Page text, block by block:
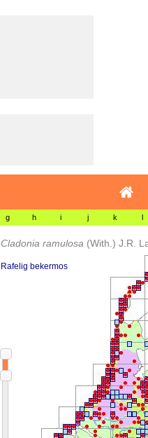
g h i j k l
Cladonia ramulosa (With.) J.R.
Rafelig bekermos